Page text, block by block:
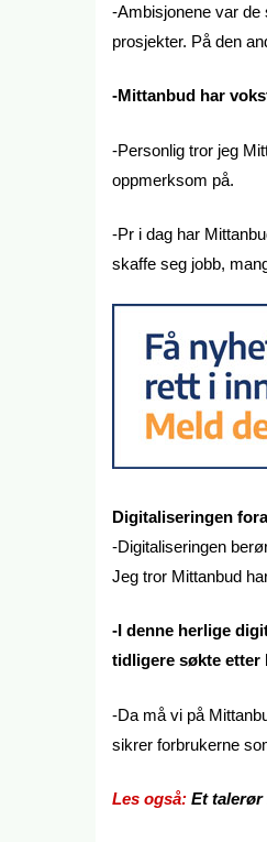
-Ambisjonene var de
prosjekter. På den
-Mittanbud har
-Personlig tror jeg
oppmerksom på.
-Pr i dag har
skaffe seg jobb,
Digitaliseringen
-Digitaliseringen
Jeg tror Mittanbud
-I denne herlige
tidligere søkte etter
-Da må vi på
sikrer forbrukerne
Les også: Et talerør